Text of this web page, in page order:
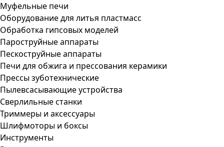
Муфельные печи
Оборудование для литья пластмасс
Обработка гипсовых моделей
Пароструйные аппараты
Пескоструйные аппараты
Печи для обжига и прессования керамики
Прессы зуботехнические
Пылевсасывающие устройства
Сверлильные станки
Триммеры и аксессуары
Шлифмоторы и боксы
Инструменты